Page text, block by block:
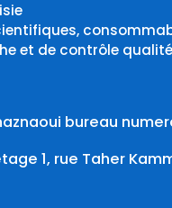
et de contrôle
bureau
1, rue Taher